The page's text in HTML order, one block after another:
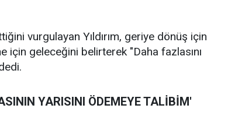
vurgulayan Yıldırım, geriye dönüş için
için geleceğini belirterek "Daha fazlasını
YARISINI ÖDEMEYE TALİBİM'